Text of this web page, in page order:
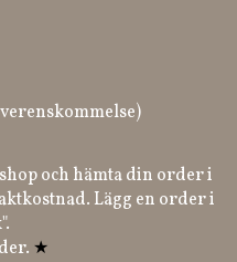
och hämta din order i
Lägg en order i
★